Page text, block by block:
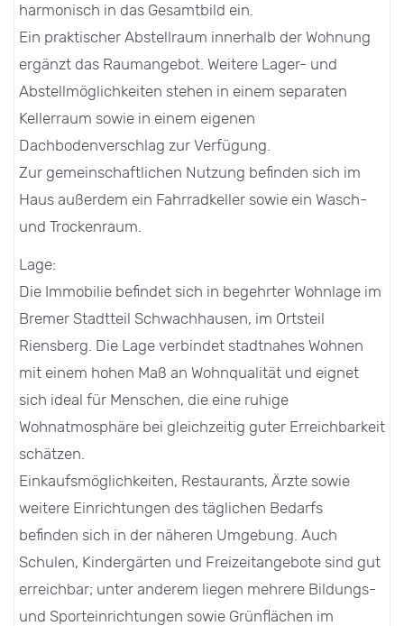
harmonisch in das Gesamtbild ein.
Ein praktischer Abstellraum innerhalb der Wohnung
ergänzt das Raumangebot. Weitere Lager- und
Abstellmöglichkeiten stehen in einem separaten
Kellerraum sowie in einem eigenen
Dachbodenverschlag zur Verfügung.
Zur gemeinschaftlichen Nutzung befinden sich im
Haus außerdem ein Fahrradkeller sowie ein Wasch-
und Trockenraum.
Lage:
Die Immobilie befindet sich in begehrter Wohnlage im
Bremer Stadtteil Schwachhausen, im Ortsteil
Riensberg. Die Lage verbindet stadtnahes Wohnen
mit einem hohen Maß an Wohnqualität und eignet
sich ideal für Menschen, die eine ruhige
Wohnatmosphäre bei gleichzeitig guter Erreichbarkeit
schätzen.
Einkaufsmöglichkeiten, Restaurants, Ärzte sowie
weitere Einrichtungen des täglichen Bedarfs
befinden sich in der näheren Umgebung. Auch
Schulen, Kindergärten und Freizeitangebote sind gut
erreichbar; unter anderem liegen mehrere Bildungs-
und Sporteinrichtungen sowie Grünflächen im